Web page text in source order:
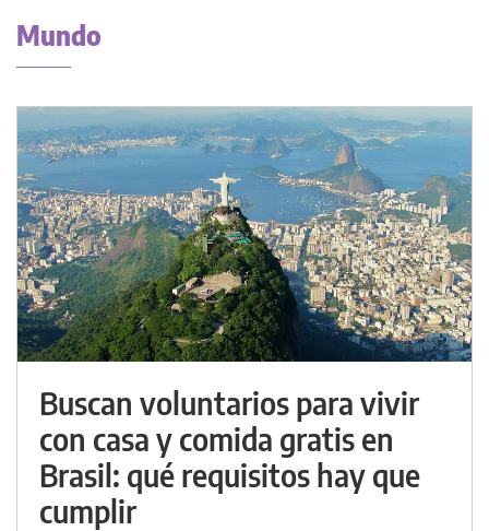
Mundo
Buscan voluntarios para vivir
con casa y comida gratis en
Brasil: qué requisitos hay que
cumplir